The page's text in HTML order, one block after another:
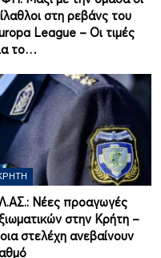
στη ρεβάνς του
League – Οι τιμές
το…
Νέες προαγωγές
στην Κρήτη –
στελέχη ανεβαίνουν